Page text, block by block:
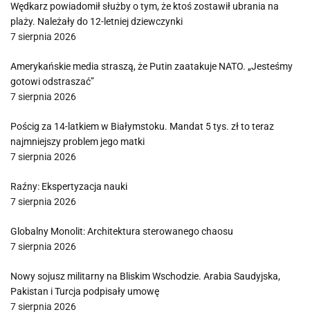
Wędkarz powiadomił służby o tym, że ktoś zostawił ubrania na
plaży. Należały do 12-letniej dziewczynki
7 sierpnia 2026
Amerykańskie media straszą, że Putin zaatakuje NATO. „Jesteśmy
gotowi odstraszać”
7 sierpnia 2026
Pościg za 14-latkiem w Białymstoku. Mandat 5 tys. zł to teraz
najmniejszy problem jego matki
7 sierpnia 2026
Raźny: Ekspertyzacja nauki
7 sierpnia 2026
Globalny Monolit: Architektura sterowanego chaosu
7 sierpnia 2026
Nowy sojusz militarny na Bliskim Wschodzie. Arabia Saudyjska,
Pakistan i Turcja podpisały umowę
7 sierpnia 2026